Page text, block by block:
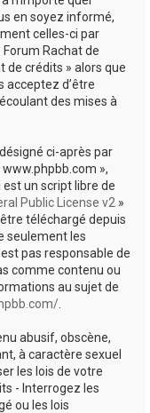
en soyez informé,
celles-ci par
Rachat de
de crédits » alors que
d’être
des mises à
ci-après par
www.phpbb.com »,
est un script libre de
Public License v2 »
téléchargé depuis
seulement les
pas responsable de
comme contenu ou
au sujet de
abusif, obscène,
à caractère sexuel
les lois de votre
- Interrogez les
ou les lois